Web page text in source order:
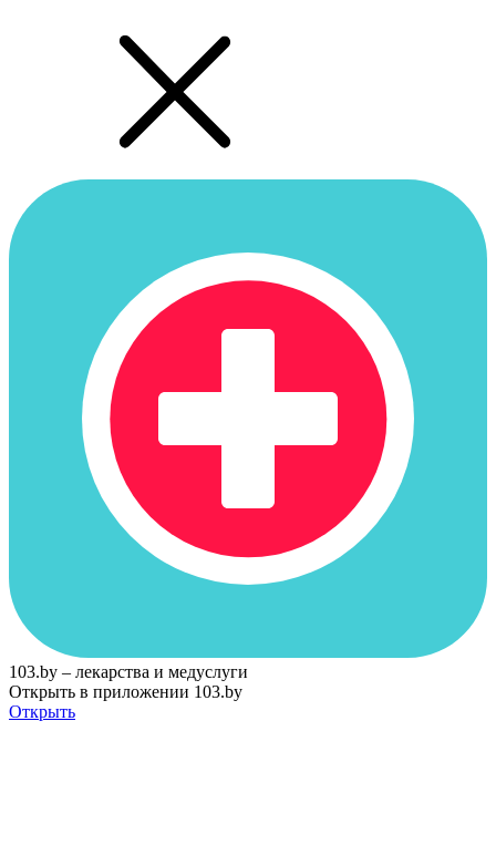
103.by – лекарства и медуслуги
Открыть в приложении 103.by
Открыть